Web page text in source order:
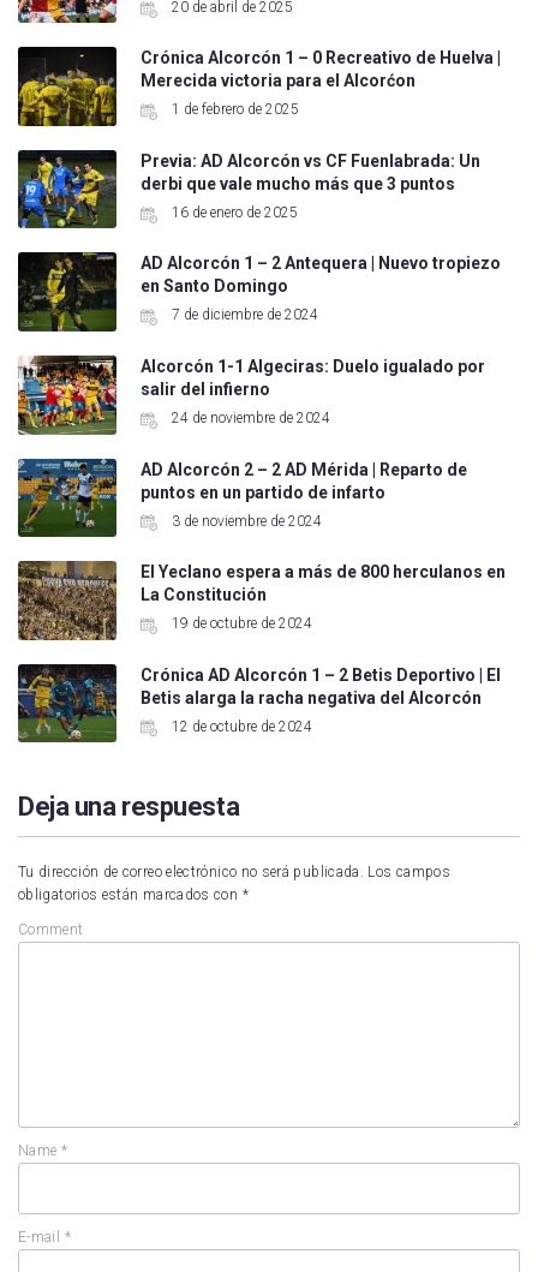
20 de abril de 2025
Crónica Alcorcón 1 – 0 Recreativo de Huelva |
Merecida victoria para el Alcorćon
1 de febrero de 2025
Previa: AD Alcorcón vs CF Fuenlabrada: Un
derbi que vale mucho más que 3 puntos
16 de enero de 2025
AD Alcorcón 1 – 2 Antequera | Nuevo tropiezo
en Santo Domingo
7 de diciembre de 2024
Alcorcón 1-1 Algeciras: Duelo igualado por
salir del infierno
24 de noviembre de 2024
AD Alcorcón 2 – 2 AD Mérida | Reparto de
puntos en un partido de infarto
3 de noviembre de 2024
El Yeclano espera a más de 800 herculanos en
La Constitución
19 de octubre de 2024
Crónica AD Alcorcón 1 – 2 Betis Deportivo | El
Betis alarga la racha negativa del Alcorcón
12 de octubre de 2024
Deja una respuesta
Tu dirección de correo electrónico no será publicada. Los campos
obligatorios están marcados con *
Comment
Name *
E-mail *